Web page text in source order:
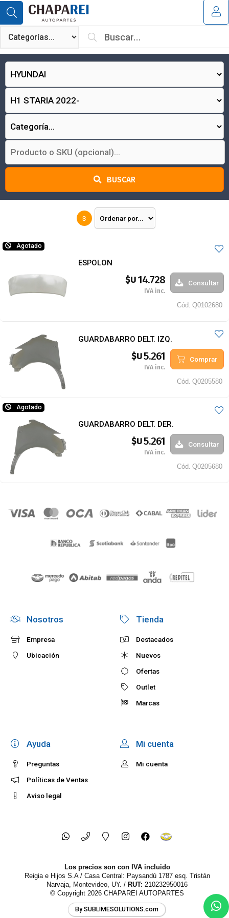
¿Tienes cupón de descuento?
BUSCAR
3
Agotado
ESPOLON
$U14.728
IVA inc.
Consultar
Cód. Q0102680
GUARDABARRO DELT. IZQ.
$U5.261
IVA inc.
Comprar
Cód. Q0205580
Agotado
GUARDABARRO DELT. DER.
$U5.261
IVA inc.
Consultar
Cód. Q0205680
Nosotros
Empresa
Ubicación
Tienda
Destacados
Nuevos
Ofertas
Outlet
Marcas
Ayuda
Preguntas
Políticas de Ventas
Aviso legal
Mi cuenta
Mi cuenta
Los precios son con IVA incluido
Reigia e Hijos S.A / Casa Central: Paysandú 1787 esq. Tristán
Narvaja, Montevideo, UY. / RUT: 210232950016
© Copyright 2026 CHAPAREI AUTOPARTES
By SUBLIMESOLUTIONS.com